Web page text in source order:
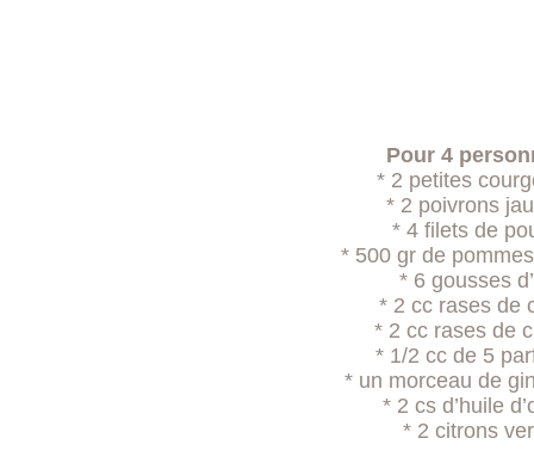
Pour 4
* 2 petites
* 2 poivrons
* 4 filets de
* 500 gr de
* 6 gousses
* 2 cc rases de
* 2 cc rases de
* 1/2 cc de 5
* un morceau de
* 2 cs d’huile
* 2 citrons